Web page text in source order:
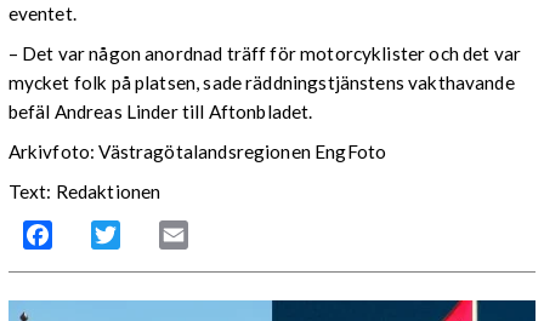
eventet.
– Det var någon anordnad träff för motorcyklister och det var
mycket folk på platsen, sade räddningstjänstens vakthavande
befäl Andreas Linder till Aftonbladet.
Arkivfoto: Västragötalandsregionen EngFoto
Text: Redaktionen
Facebook Twitter